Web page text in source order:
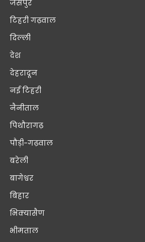
जसपुर
टिहरी गढ़वाल
दिल्ली
देश
देहरादून
नई टिहरी
नैनीताल
पिथौरागढ़
पौड़ी-गढ़वाल
बरेली
बागेश्वर
बिहार
भिक्यासैण
भीमताल